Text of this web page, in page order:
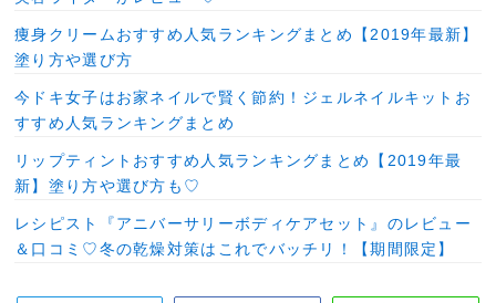
痩身クリームおすすめ人気ランキングまとめ【2019年最新】
塗り方や選び方
今ドキ女子はお家ネイルで賢く節約！ジェルネイルキットお
すすめ人気ランキングまとめ
リップティントおすすめ人気ランキングまとめ【2019年最
新】塗り方や選び方も♡
レシピスト『アニバーサリーボディケアセット』のレビュー
＆口コミ♡冬の乾燥対策はこれでバッチリ！【期間限定】